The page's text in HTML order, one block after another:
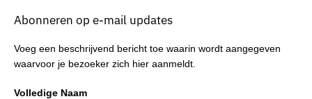
Abonneren op e-mail updates
Voeg een beschrijvend bericht toe waarin wordt aangegeven
waarvoor je bezoeker zich hier aanmeldt.
Volledige Naam